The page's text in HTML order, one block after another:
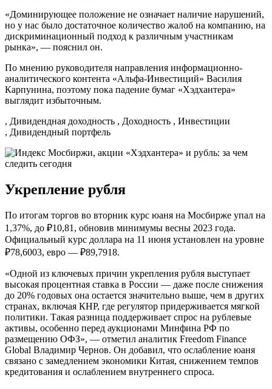
«Доминирующее положение не означает наличие нарушений,
но у нас было достаточное количество жалоб на компанию, на
дискриминационный подход к различным участникам
рынка», — пояснил он.
По мнению руководителя направления информационно-
аналитического контента «Альфа-Инвестиций» Василия
Карпунина, поэтому пока падение бумаг «Хэдхантера»
выглядит избыточным.
, Дивидендная доходность , Доходность , Инвестиции
, Дивидендный портфель
Укрепление рубля
По итогам торгов во вторник курс юаня на Мосбирже упал на
1,37%, до ₽10,81, обновив минимумы весны 2023 года.
Официальный курс доллара на 11 июня установлен на уровне
₽78,6003, евро — ₽89,7918.
«Одной из ключевых причин укрепления рубля выступает
высокая процентная ставка в России — даже после снижения
до 20% годовых она остается значительно выше, чем в других
странах, включая КНР, где регулятор придерживается мягкой
политики. Такая разница поддерживает спрос на рублевые
активы, особенно перед аукционами Минфина РФ по
размещению ОФЗ», — отметил аналитик Freedom Finance
Global Владимир Чернов. Он добавил, что ослабление юаня
связано с замедлением экономики Китая, снижением темпов
кредитования и ослаблением внутреннего спроса.